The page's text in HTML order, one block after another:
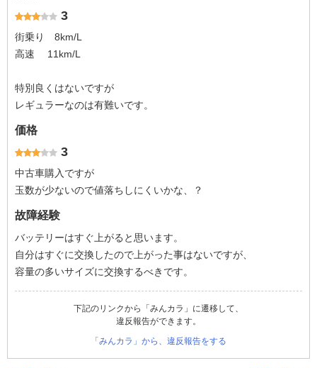
3
街乗り 8km/L
高速 11km/L
特別良くはないですが
レギュラーなのは有難いです。
価格
3
中古車購入ですが
玉数が少ないので値落ちしにくいかな、？
故障経験
バッテリーはすぐ上がると思います。
自分はすぐに交換したので上がった事はないですが、
容量の多いサイズに交換するべきです。
下記のリンクから「みんカラ」に遷移して、
違反報告ができます。
「みんカラ」から、違反報告をする